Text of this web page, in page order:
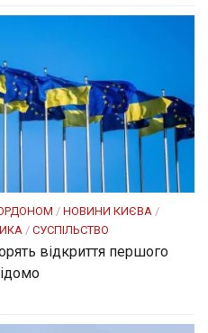
/ НОВИНИ КИЄВА /
/ СУСПІЛЬСТВО
відкриття першого